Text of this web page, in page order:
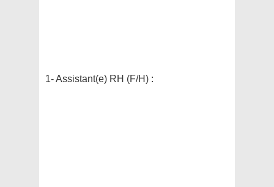
1- Assistant(e) RH (F/H) :